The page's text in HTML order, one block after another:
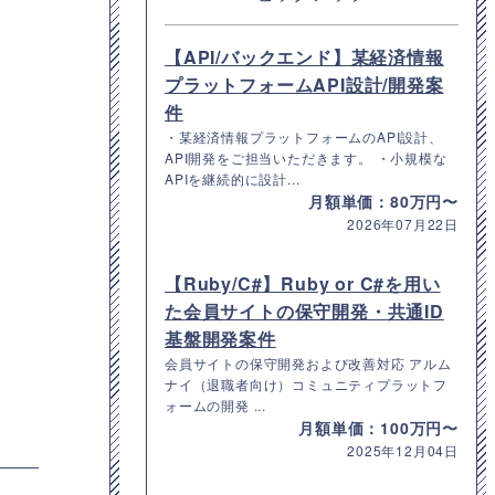
【API/バックエンド】某経済情報
プラットフォームAPI設計/開発案
件
・某経済情報プラットフォームのAPI設計、
API開発をご担当いただきます。 ・小規模な
APIを継続的に設計...
月額単価：80万円〜
2026年07月22日
【Ruby/C#】Ruby or C#を用い
た会員サイトの保守開発・共通ID
基盤開発案件
会員サイトの保守開発および改善対応 アルム
ナイ（退職者向け）コミュニティプラットフ
ォームの開発 ...
月額単価：100万円〜
2025年12月04日